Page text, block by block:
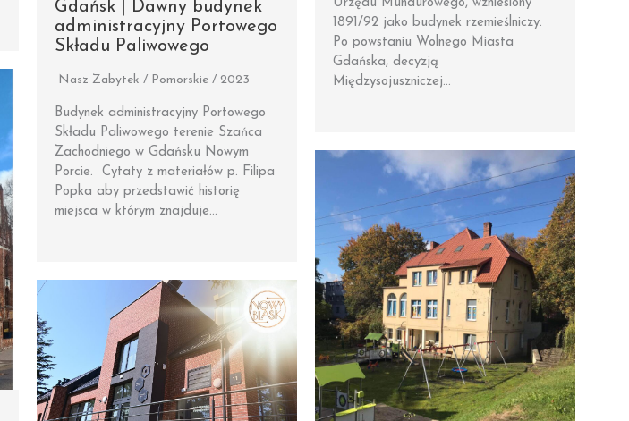
Gdańsk | Dawny budynek
administracyjny Portowego
Składu Paliwowego
Nasz Zabytek / Pomorskie / 2023
Budynek administracyjny Portowego
Składu Paliwowego terenie Szańca
Zachodniego w Gdańsku Nowym
Porcie. Cytaty z materiałów p. Filipa
Popka aby przedstawić historię
miejsca w którym znajduje…
Urzędu Mundurowego, wzniesiony
1891/92 jako budynek rzemieślniczy.
Po powstaniu Wolnego Miasta
Gdańska, decyzją
Międzysojuszniczej…